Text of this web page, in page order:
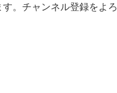
。チャンネル登録をよろ